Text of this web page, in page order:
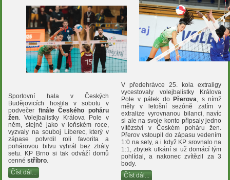
Sportovní hala v Českých
Budějovicích hostila v sobotu v
podvečer finále Českého poháru
žen . Volejbalistky Králova Pole v
něm, stejně jako v loňském roce,
vyzvaly na souboj Liberec, který v
zápase potvrdil roli favorita a
pohárovou bitvu vyhrál bez ztráty
setu. KP Brno si tak odváží domů
cennéstříbro
Číst dál...
V předehrávce 25. kola extraligy
vycestovaly volejbalistky Králova
Pole v pátek do Přerova, s nímž
měly v letošní sezóně zatím v
extralize vyrovnanou bilanci, navíc
si ale na svoje konto připsaly jedno
vítězství v Českém poháru žen.
Přerov vstoupil do zápasu vedením
1:0 na sety, a i když KP srovnalo na
1:1, zbytek utkání si už domácí tým
pohlídal, a nakonec zvítězil za 3
body.
Číst dál...